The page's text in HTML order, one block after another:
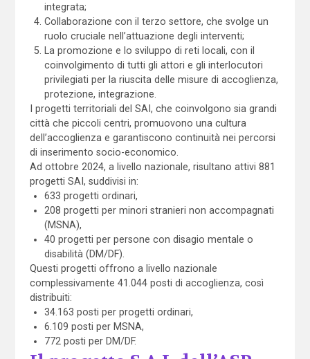
integrata;
Collaborazione con il terzo settore, che svolge un
ruolo cruciale nell’attuazione degli interventi;
La promozione e lo sviluppo di reti locali, con il
coinvolgimento di tutti gli attori e gli interlocutori
privilegiati per la riuscita delle misure di accoglienza,
protezione, integrazione.
I progetti territoriali del SAI, che coinvolgono sia grandi
città che piccoli centri, promuovono una cultura
dell’accoglienza e garantiscono continuità nei percorsi
di inserimento socio-economico.
Ad ottobre 2024, a livello nazionale, risultano attivi 881
progetti SAI, suddivisi in:
633 progetti ordinari,
208 progetti per minori stranieri non accompagnati
(MSNA),
40 progetti per persone con disagio mentale o
disabilità (DM/DF).
Questi progetti offrono a livello nazionale
complessivamente 41.044 posti di accoglienza, così
distribuiti:
34.163 posti per progetti ordinari,
6.109 posti per MSNA,
772 posti per DM/DF.